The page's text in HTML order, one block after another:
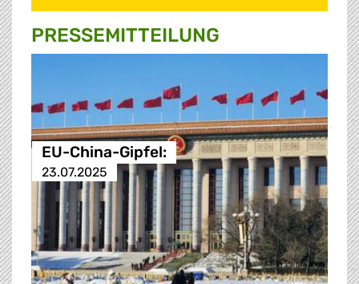
PRESSE­MITTEILUNG
EU-China-Gipfel:
23.07.2025